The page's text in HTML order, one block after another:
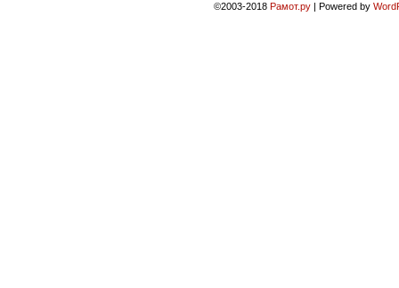
©2003-2018 Рамот.ру | Powered by